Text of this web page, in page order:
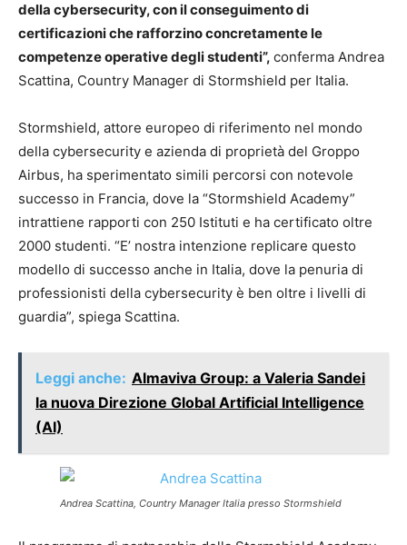
della cybersecurity, con il conseguimento di
certificazioni che rafforzino concretamente le
competenze operative degli studenti”, conferma Andrea
Scattina, Country Manager di Stormshield per Italia.
Stormshield, attore europeo di riferimento nel mondo
della cybersecurity e azienda di proprietà del Groppo
Airbus, ha sperimentato simili percorsi con notevole
successo in Francia, dove la “Stormshield Academy”
intrattiene rapporti con 250 Istituti e ha certificato oltre
2000 studenti. “E’ nostra intenzione replicare questo
modello di successo anche in Italia, dove la penuria di
professionisti della cybersecurity è ben oltre i livelli di
guardia”, spiega Scattina.
Leggi anche: Almaviva Group: a Valeria Sandei
la nuova Direzione Global Artificial Intelligence
(AI)
Andrea Scattina, Country Manager Italia presso Stormshield